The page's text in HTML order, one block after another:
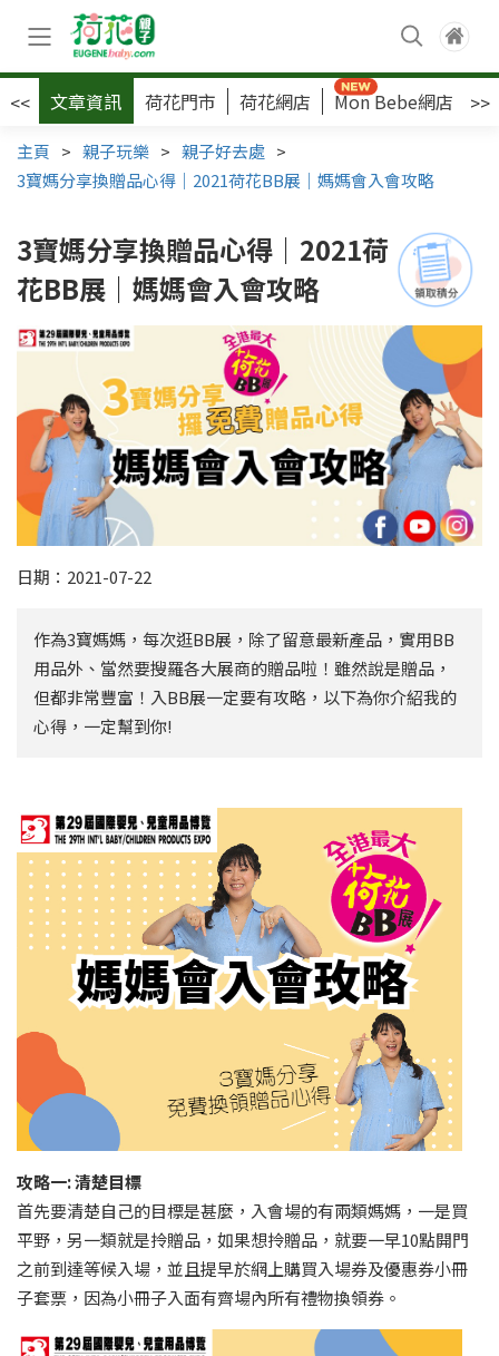
<< 文章資訊 荷花門市 荷花網店 Mon Bebe網店 >>
主頁 > 親子玩樂 > 親子好去處 >
3寶媽分享換贈品心得｜2021荷花BB展｜媽媽會入會攻略
3寶媽分享換贈品心得｜2021荷
花BB展｜媽媽會入會攻略
日期：2021-07-22
作為3寶媽媽，每次逛BB展，除了留意最新產品，實用BB
用品外、當然要搜羅各大展商的贈品啦！雖然說是贈品，
但都非常豐富！入BB展一定要有攻略，以下為你介紹我的
心得，一定幫到你!
攻略一: 清楚目標
首先要清楚自己的目標是甚麼，入會場的有兩類媽媽，一是買
平野，另一類就是拎贈品，如果想拎贈品，就要一早10點開門
之前到達等候入場，並且提早於網上購買入場券及優惠券小冊
子套票，因為小冊子入面有齊場內所有禮物換領券。